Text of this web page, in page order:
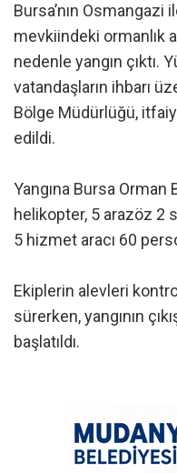
Bursa’nın Osmangazi
mevkiindeki ormanlık
nedenle yangın çıktı.
vatandaşların ihbarı
Bölge Müdürlüğü,
edildi.
Yangına Bursa
helikopter, 5 arazöz 2
5 hizmet aracı 60
Ekiplerin alevleri
sürerken, yangının
başlatıldı.